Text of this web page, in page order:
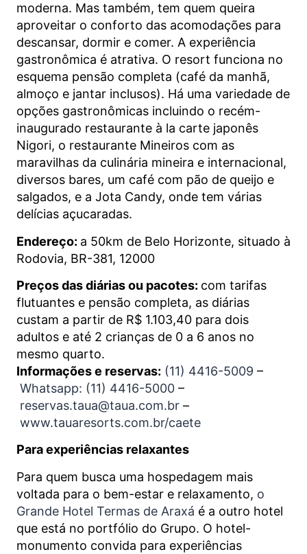
moderna. Mas também, tem quem queira
aproveitar o conforto das acomodações para
descansar, dormir e comer. A experiência
gastronômica é atrativa. O resort funciona no
esquema pensão completa (café da manhã,
almoço e jantar inclusos). Há uma variedade de
opções gastronômicas incluindo o recém-
inaugurado restaurante à la carte japonês
Nigori, o restaurante Mineiros com as
maravilhas da culinária mineira e internacional,
diversos bares, um café com pão de queijo e
salgados, e a Jota Candy, onde tem várias
delícias açucaradas.
Endereço: a 50km de Belo Horizonte, situado à
Rodovia, BR-381, 12000
Preços das diárias ou pacotes: com tarifas
flutuantes e pensão completa, as diárias
custam a partir de R$ 1.103,40 para dois
adultos e até 2 crianças de 0 a 6 anos no
mesmo quarto.
Informações e reservas: (11) 4416-5009 –
Whatsapp: (11) 4416-5000 –
reservas.taua@taua.com.br –
www.tauaresorts.com.br/caete
Para experiências relaxantes
Para quem busca uma hospedagem mais
voltada para o bem-estar e relaxamento, o
Grande Hotel Termas de Araxá é a outro hotel
que está no portfólio do Grupo. O hotel-
monumento convida para experiências